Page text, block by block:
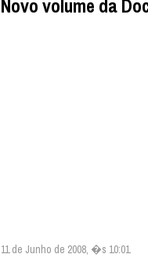
Novo volume da
11 de Junho de 2008, �s 10:01